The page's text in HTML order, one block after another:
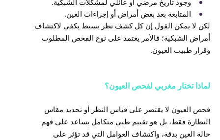
وجود تاريخ مرضي أو عائلي لمشكلات الشبكية.
المتابعة بعد بعض أمراض أو إجراءات العين.
لكن لا يمكن القول إن كل كشف نظر بسيط يكفي لاكتشاف
أمراض الشبكية؛ فالأمر يعتمد على نوع الفحص المطلوب
وقرار طبيب العيون.
لماذا تختار مغربي لفحص العيون؟
فحص العيون لا يقتصر على قياس النظر أو تحديد مقاس
النظارة فقط، بل هو تقييم طبي متكامل يساعد على فهم
حالة العين بدقة، واكتشاف العوامل التي قد تؤثر على